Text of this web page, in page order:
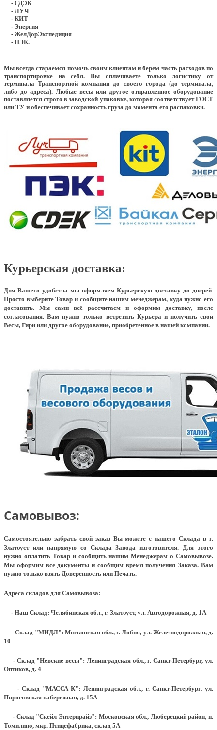
- СДЭК
- ЛУЧ
- КИТ
- Энергия
- ЖелДорЭкспедиция
- ПЭК.
Мы всегда стараемся помочь своим клиентам и берем часть расходов по
транспортировке на себя. Вы оплачиваете только логистику от
терминала Транспортной компании до своего города (до терминала,
либо до адреса). Любые весы или другое отправленное оборудование
поставляется строго в заводской упаковке, которая соответствует ГОСТ
или ТУ и обеспечивает сохранность груза до момента его распаковки.
Курьерская доставка:
Для Вашего удобства мы оформляем Курьерскую доставку до дверей.
Просто выберите Товар и сообщите нашим менеджерам, куда нужно его
доставить. Мы сами всё рассчитаем и оформим доставку, после
согласования. Вам нужно только встретить Курьера и получить свои
Весы, Гири или другое оборудование, приобретенное в нашей компании.
Самовывоз:
Самостоятельно забрать свой заказ Вы можете с нашего Склада в г.
Златоуст или напрямую со Склада Завода изготовителя. Для этого
нужно оплатить Товар и сообщить нашим Менеджерам о Самовывозе.
Мы оформим все документы и сообщим время получения Заказа. Вам
нужно только взять Доверенность или Печать.
Адреса складов для Самовывоза:
- Наш Склад: Челябинская обл., г. Златоуст, ул. Автодорожная, д. 1А
- Склад "МИДЛ": Московская обл., г. Лобня, ул. Железнодорожная, д.
10
- Склад "Невские весы": Ленинградская обл., г. Санкт-Петербург, ул.
Оптиков, д. 4
- Склад "МАССА К": Ленинградская обл., г. Санкт-Петербург, ул.
Пироговская набережная, д. 15А
- Склад "Скейл Энтерпрайз": Московская обл., Люберецкий район, п.
Томилино, мкр. Птицефабрика, склад 5А